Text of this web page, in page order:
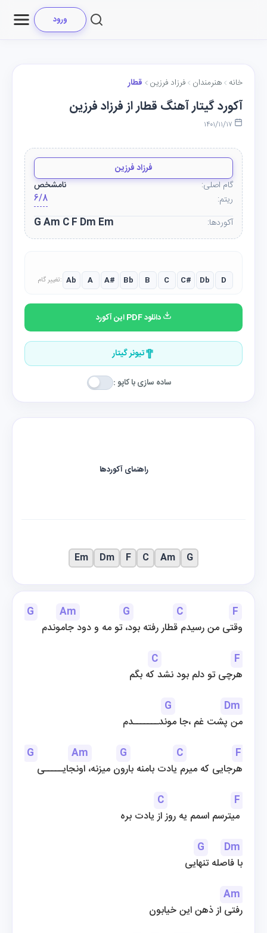
ورود
خانه هنرمندان فرزاد فرزین قطار
آکورد گیتار آهنگ قطار از فرزاد فرزین
فرزاد فرزین
گام اصلی:
نامشخص
ریتم:
6/8
آکوردها:
G Am C F Dm Em
تغییر گام: Ab A A# Bb B C C# Db D
دانلود PDF این آکورد
تیونر گیتار
ساده سازی با کاپو :
G Am G C
F
وقتی من رسیدم قطار رفته بود، تو مه و دود جاموندم
C
F
هرچی تو دلم بود نشد که بگم
G
Dm
من پشت غم ،جا موندـــــــدم
G
Am G C
F
هرجایی که میرم یادت بامنه بارون میزنه، اونجایـــــی
C
F
G
Dm
با فاصله تنهایی
Am
رفتی از ذهن این خیابون
راهنمای آکوردها
G
Am
C
F
Dm
Em